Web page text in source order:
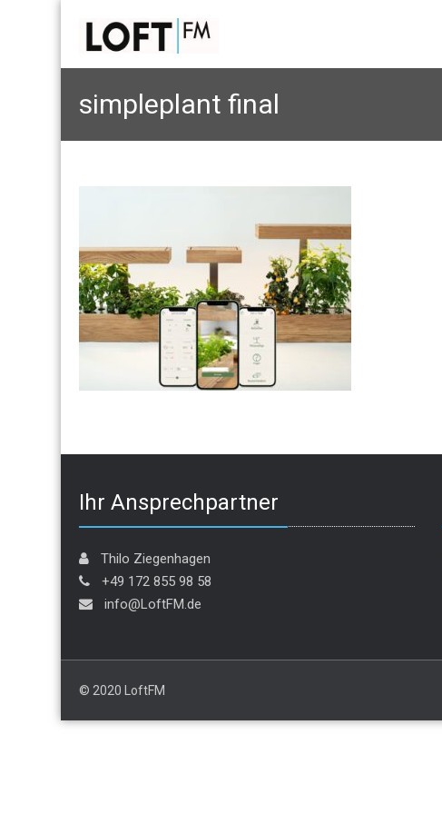
simpleplant final
Ihr Ansprechpartner
Thilo Ziegenhagen
+49 172 855 98 58
info@LoftFM.de
© 2020 LoftFM